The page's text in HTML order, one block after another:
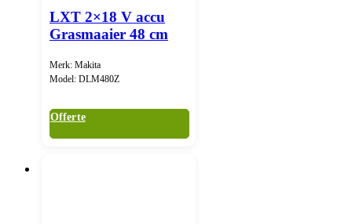
LXT 2×18 V accu
Grasmaaier 48 cm
Merk: Makita
Model: DLM480Z
Offerte